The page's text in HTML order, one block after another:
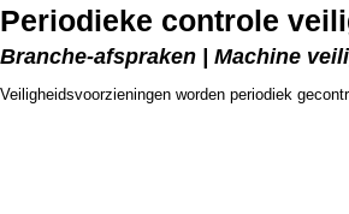
Periodieke controle
Branche-afspraken | Machine
Veiligheidsvoorzieningen worden periodiek